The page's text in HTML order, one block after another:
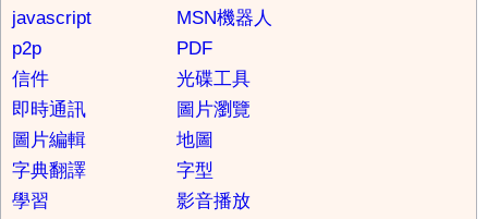
javascript
MSN機器人
p2p
PDF
信件
光碟工具
即時通訊
圖片瀏覽
圖片編輯
地圖
字典翻譯
字型
學習
影音播放